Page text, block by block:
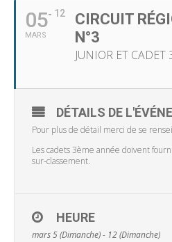
05
MARS
12
CIRCUIT
N°3
JUNIOR ET CADET
DÉTAILS DE
Pour plus de détail merci de se
Les cadets 3ème année doivent
sur-classement.
HEURE
mars 5 (Dimanche) - 12 (Dimanche)